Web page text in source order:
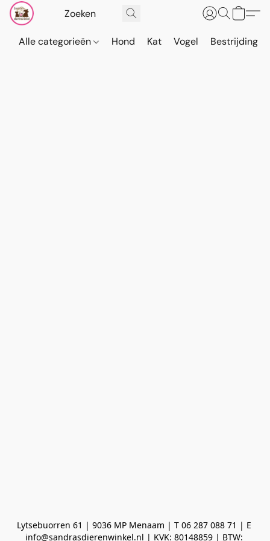
Alle categorieën Hond Kat Vogel Bestrijding
Lytsebuorren 61 | 9036 MP Menaam | T 06 287 088 71 | E
info@sandrasdierenwinkel.nl | KVK: 80148859 | BTW: